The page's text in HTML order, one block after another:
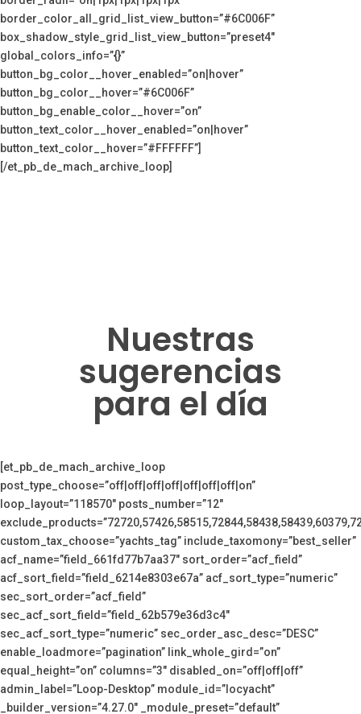
border_color_all_grid_list_view_button=”#6C006F”
box_shadow_style_grid_list_view_button=”preset4″
global_colors_info=”{}”
button_bg_color__hover_enabled=”on|hover”
button_bg_color__hover=”#6C006F”
button_bg_enable_color__hover=”on”
button_text_color__hover_enabled=”on|hover”
button_text_color__hover=”#FFFFFF”]
[/et_pb_de_mach_archive_loop]
Nuestras
sugerencias
para el día
[et_pb_de_mach_archive_loop
post_type_choose=”off|off|off|off|off|off|off|on”
loop_layout=”118570″ posts_number=”12″
custom_tax_choose=”yachts_tag” include_taxomony=”best_seller”
acf_name=”field_661fd77b7aa37″ sort_order=”acf_field”
acf_sort_field=”field_6214e8303e67a” acf_sort_type=”numeric”
sec_sort_order=”acf_field”
sec_acf_sort_field=”field_62b579e36d3c4″
sec_acf_sort_type=”numeric” sec_order_asc_desc=”DESC”
enable_loadmore=”pagination” link_whole_gird=”on”
equal_height=”on” columns=”3″ disabled_on=”off|off|off”
admin_label=”Loop-Desktop” module_id=”locyacht”
_builder_version=”4.27.0″ _module_preset=”default”